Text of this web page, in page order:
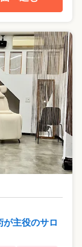
が主役のサロ